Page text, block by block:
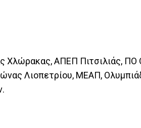
Χλώρακας, ΑΠΕΠ Πιτσιλιάς,
Λιοπετρίου, ΜΕΑΠ,